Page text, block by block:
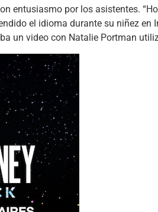
entusiasmo por los asistentes.
el idioma durante su niñez
un video con Natalie Portman